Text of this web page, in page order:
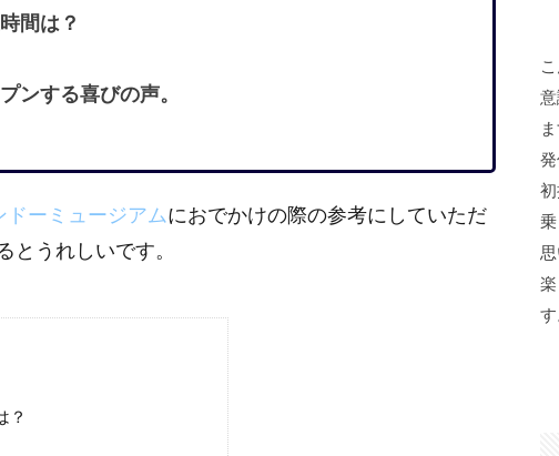
間は？
ンする喜びの声。
ドーミュージアムにおでかけの際の参考にしていただ
とうれしいです。
？